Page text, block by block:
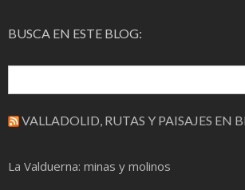
BUSCA EN ESTE BLOG:
VALLADOLID, RUTAS Y PAISAJES EN
La Valduerna: minas y molinos